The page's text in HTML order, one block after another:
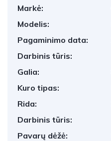
Markė:
Modelis:
Pagaminimo data:
Darbinis tūris:
Galia:
Kuro tipas:
Rida:
Darbinis tūris:
Pavarų dėžė: